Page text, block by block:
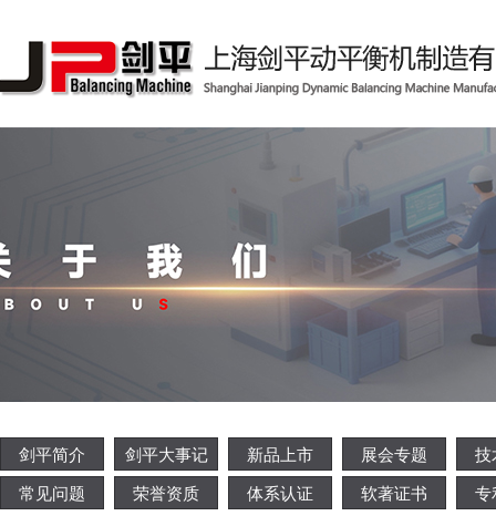
剑平简介 剑平大事记 新品上市 展会专题 技
常见问题 荣誉资质 体系认证 软著证书 专